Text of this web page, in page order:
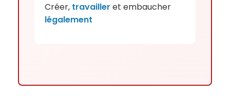
Créer, travailler et embaucher
légalement